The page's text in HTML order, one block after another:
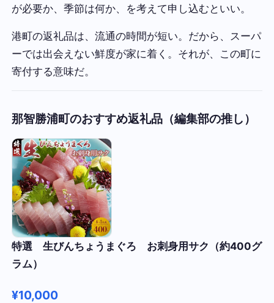
が必要か、季節は何か、を考えて申し込むといい。
港町の返礼品は、流通の時間が短い。だから、スーパ
ーでは出会えない鮮度が家に着く。それが、この町に
寄付する意味だ。
那智勝浦町のおすすめ返礼品（編集部の推し）
特選 生びんちょうまぐろ お刺身用サク（約400グ
ラム）
¥10,000